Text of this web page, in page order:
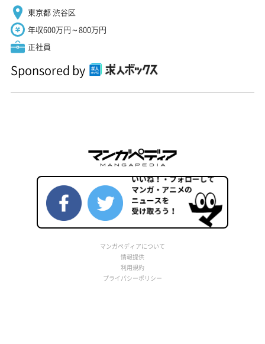
東京都 渋谷区
年収600万円～800万円
正社員
Sponsored by
マンガペディアについて
情報提供
利用規約
プライバシーポリシー